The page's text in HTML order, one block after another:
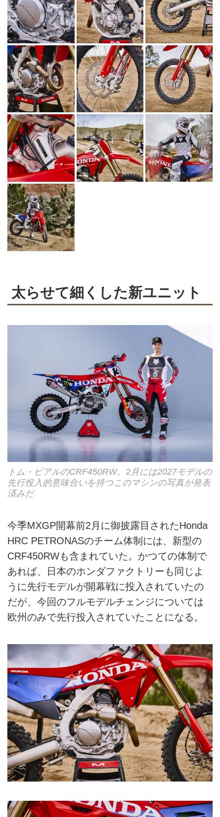
太らせて細くした新ユニット
トム・ビアルのCRF450RW。2月には2027モデルの
先行投入的意味合いを持つこのマシンの写真が発表
済みだ
今季MXGP開幕前2月に御披露目されたHonda
HRC PETRONASのチーム体制には、新型の
CRF450RWも含まれていた。かつての体制で
あれば、日本のホンダファクトリーも同じよ
うに先行モデルが開幕戦に投入されていたの
だが、今回のフルモデルチェンジについては
欧州のみで先行投入されていたことになる。